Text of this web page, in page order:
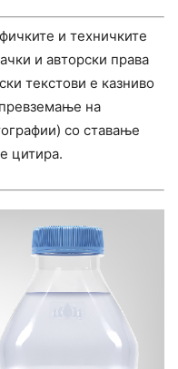
и техничките
и авторски права
текстови е казниво
на
со ставање
цитира.